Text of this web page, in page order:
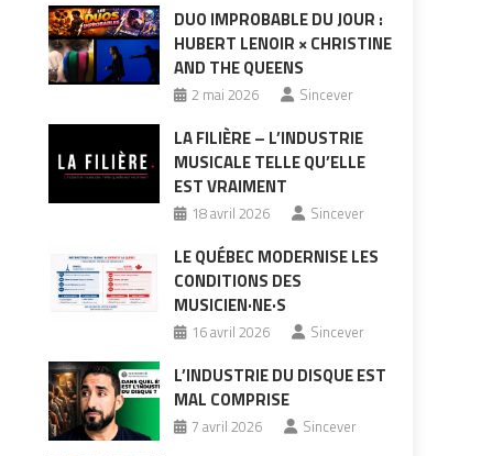
DUO IMPROBABLE DU JOUR :
HUBERT LENOIR × CHRISTINE
AND THE QUEENS
2 mai 2026 Sincever
LA FILIÈRE – L’INDUSTRIE
MUSICALE TELLE QU’ELLE
EST VRAIMENT
18 avril 2026 Sincever
LE QUÉBEC MODERNISE LES
CONDITIONS DES
MUSICIEN·NE·S
16 avril 2026 Sincever
L’INDUSTRIE DU DISQUE EST
MAL COMPRISE
7 avril 2026 Sincever